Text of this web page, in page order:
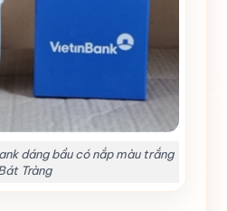
dáng bầu có nắp màu trắng
Tràng